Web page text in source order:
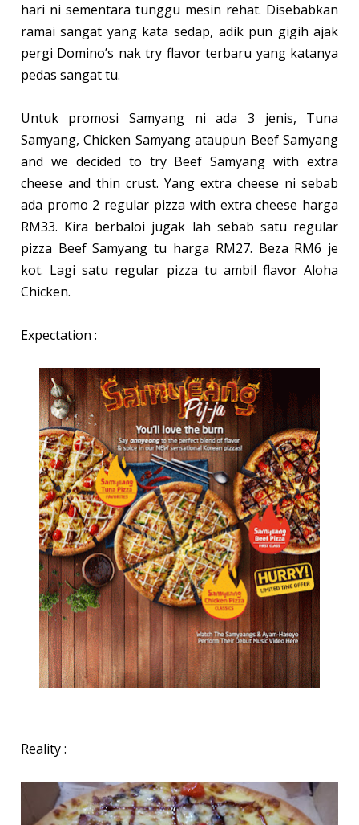
hari ni sementara tunggu mesin rehat. Disebabkan
ramai sangat yang kata sedap, adik pun gigih ajak
pergi Domino’s nak try flavor terbaru yang katanya
pedas sangat tu.
Untuk promosi Samyang ni ada 3 jenis, Tuna
Samyang, Chicken Samyang ataupun Beef Samyang
and we decided to try Beef Samyang with extra
cheese and thin crust. Yang extra cheese ni sebab
ada promo 2 regular pizza with extra cheese harga
RM33. Kira berbaloi jugak lah sebab satu regular
pizza Beef Samyang tu harga RM27. Beza RM6 je
kot. Lagi satu regular pizza tu ambil flavor Aloha
Chicken.
Expectation :
Reality :